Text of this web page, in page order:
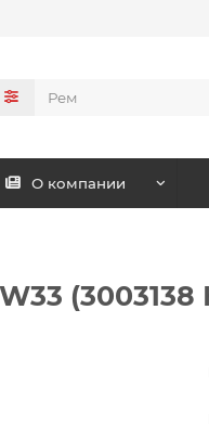
О компании
(3003138